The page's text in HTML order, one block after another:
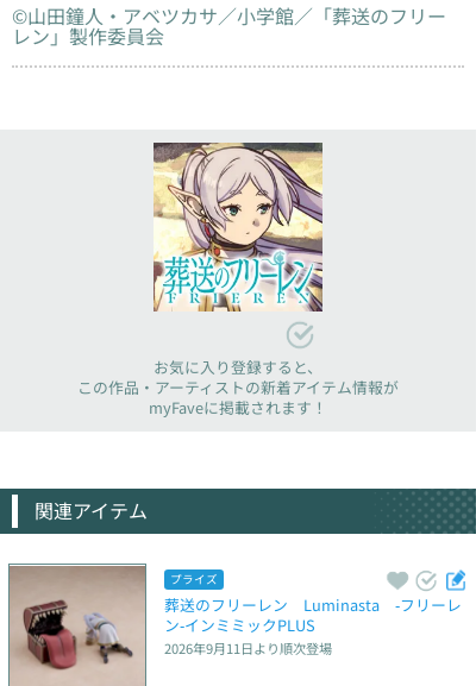
©山田鐘人・アベツカサ／小学館／「葬送のフリー
レン」製作委員会
お気に入り登録すると、
この作品・アーティストの新着アイテム情報が
myFaveに掲載されます！
関連アイテム
プライズ
葬送のフリーレン　Luminasta　‐フリーレ
ン‐インミミックPLUS
2026年9月11日より順次登場